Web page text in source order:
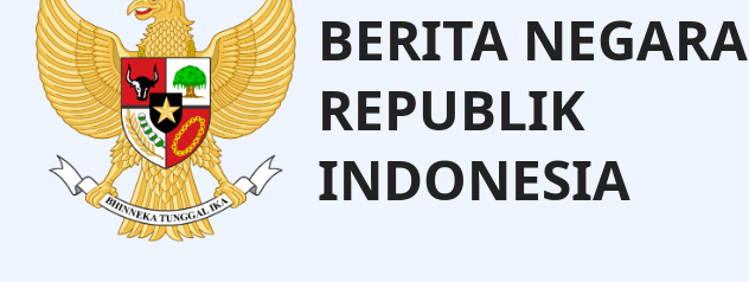
BERITA NEGARA
REPUBLIK
INDONESIA
S.H., M.H.